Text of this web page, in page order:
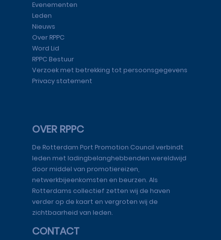
Evenementen
Leden
Nieuws
Over RPPC
Word Lid
RPPC Bestuur
Verzoek met betrekking tot persoonsgegevens
Privacy statement
OVER RPPC
De Rotterdam Port Promotion Council verbindt
leden met ladingbelanghebbenden wereldwijd
door middel van promotiereizen,
netwerkbijeenkomsten en beurzen. Als
Rotterdams collectief zetten wij de haven
verder op de kaart en vergroten wij de
zichtbaarheid van leden.
CONTACT